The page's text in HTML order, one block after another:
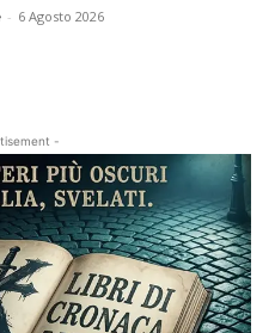
- 6 Agosto 2026
-